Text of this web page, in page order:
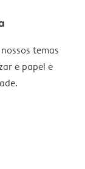
temas
e papel e